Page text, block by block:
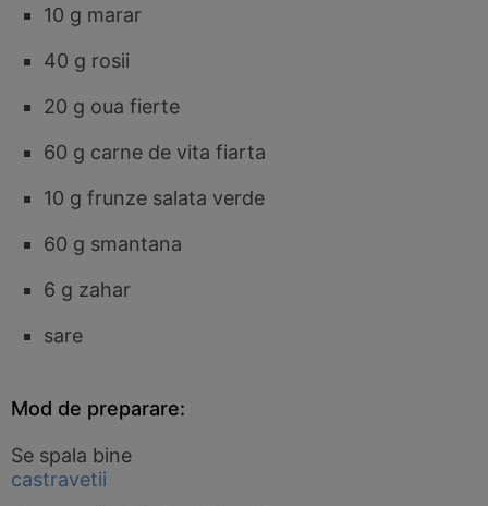
10 g marar
40 g rosii
20 g oua fierte
60 g carne de vita fiarta
10 g frunze salata verde
60 g smantana
6 g zahar
sare
Mod de preparare:
Se spala bine
castravetii